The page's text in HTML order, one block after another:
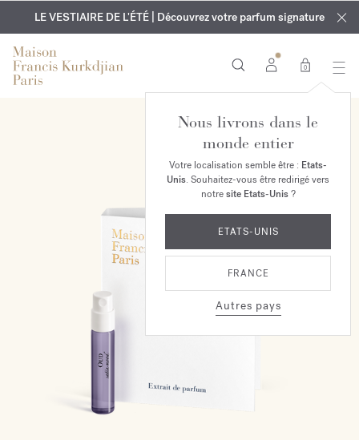
EXCLUSIF | Découvrez le nouveau parfum OUD
velvet mood
dans votre commande*
GRAVURE OFFERTE | Sur tous les parfums et huiles pour le
corps jusqu'au 9 août
LE VESTIAIRE DE L'ÉTÉ | Découvrez votre parfum signature
0
Nous livrons dans le
monde entier
Votre localisation semble être : Etats-
Unis. Souhaitez-vous être redirigé vers
notresite Etats-Unis?
ETATS-UNIS
FRANCE
Autres pays